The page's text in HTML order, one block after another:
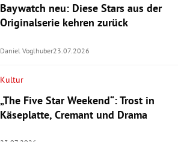
Baywatch neu: Diese Stars aus der
Originalserie kehren zurück
Daniel Voglhuber23.07.2026
Kultur
„The Five Star Weekend“: Trost in
Käseplatte, Cremant und Drama